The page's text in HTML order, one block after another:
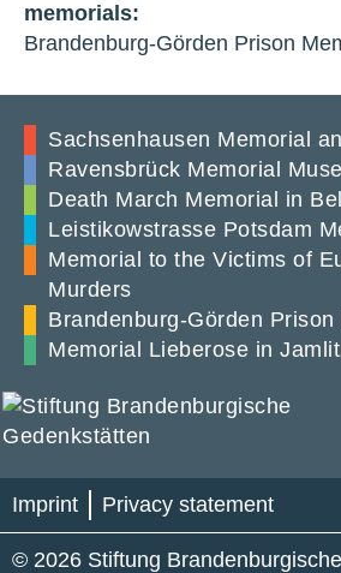
memorials:
Brandenburg-Görden Prison
Sachsenhausen Memorial
Ravensbrück Memorial
Death March Memorial in
Leistikowstrasse Potsdam
Memorial to the Victims of
Murders
Brandenburg-Görden Prison
Memorial Lieberose in
Imprint Privacy statement
© 2026 Stiftung